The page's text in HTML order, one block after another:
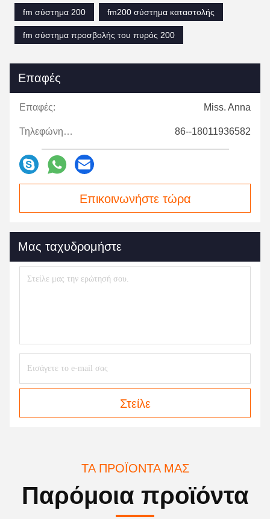
fm σύστημα 200
fm200 σύστημα καταστολής
fm σύστημα προσβολής του πυρός 200
Επαφές
Επαφές: Miss. Anna
Τηλεφώνημα: 86--18011936582
Επικοινωνήστε τώρα
Μας ταχυδρομήστε
Στείλε
ΤΑ ΠΡΟΪΌΝΤΑ ΜΑΣ
Παρόμοια προϊόντα